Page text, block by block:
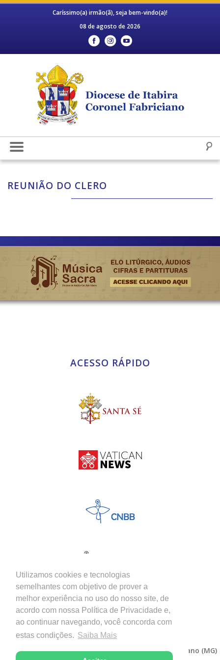
Utilizamos cookies e tecnologias
semelhantes com objetivo de prover a
melhor experiência no uso do nosso site, de
acordo com nossa Política de Privacidade e,
ao continuar navegando, você concorda com
estas condições. Saiba Mais
Caríssimo(a) irmão(ã), seja bem-vindo(a)!
08 de agosto de 2026
REUNIÃO DO CLERO
ACESSO RÁPIDO
Copyright © 2026 - Diocese de Itabira-Coronel Fabriciano (MG)